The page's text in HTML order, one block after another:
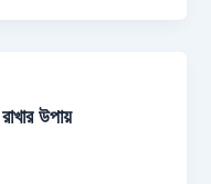
উপায়